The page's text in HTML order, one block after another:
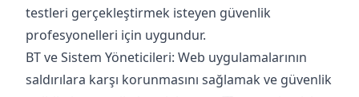
testleri gerçekleştirmek isteyen güvenlik
profesyonelleri için uygundur.
BT ve Sistem Yöneticileri: Web uygulamalarının
saldırılara karşı korunmasını sağlamak ve güvenlik